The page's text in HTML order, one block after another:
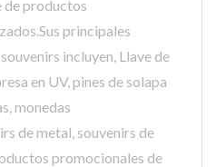
de productos
principales
incluyen, Llave de
en UV, pines de solapa
monedas
de metal, souvenirs de
promocionales de